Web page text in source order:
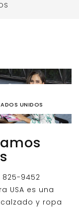
UNIDOS
825-9452
USA es una
y ropa